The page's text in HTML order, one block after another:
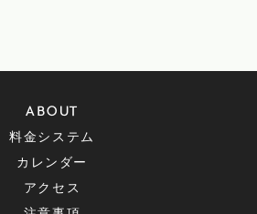
ABOUT
料金システム
カレンダー
アクセス